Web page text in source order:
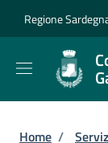
Regione
Home /